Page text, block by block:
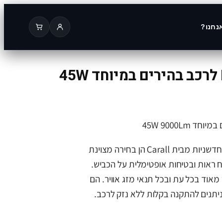
Carall פנסי LED לרכב בהירים במיוחד 45W
מנורות LED לרכב החדשות והחדשניות מבית Carall הן בחירה מצוינת
ובטיחות אופטימלית על הכביש.
בכל עת ובכל תנאי מזג אוויר. הם
להתקנה בקלות ללא נזק לרכב.